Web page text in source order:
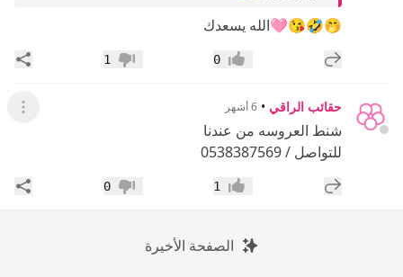
🤭🤣😘🩷الله يسعدك
إضافة رد جديد إعجاب0 عدم إعجاب
1
حقائب الراقي • 6 أشهر عرض
شنط العروسه من عندنا
للتواصل / 0538387569
إضافة رد جديد إعجاب1 عدم إعجاب
0
الصفحة الأخيرة